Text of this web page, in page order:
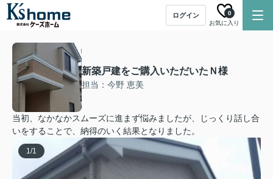
ログイン
お気に入り
0
新築戸建をご購入いただいたＮ様
担当：今野 恵美
当初、なかなかスムーズに進まず悩みましたが、じっくり話し合
いをすることで、納得のいく結果となりました。
1/1